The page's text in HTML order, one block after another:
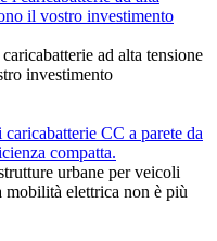
ad alta tensione
investimento
urbane per veicoli
elettrica non è più